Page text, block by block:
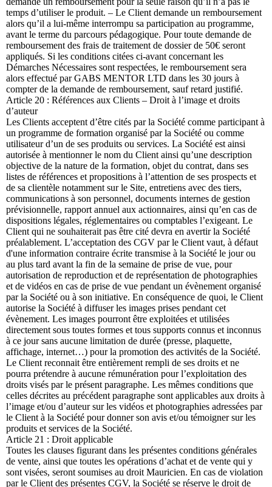
temps d’utiliser le produit. – Le Client demande un remboursement
alors qu’il a lui-même interrompu sa participation au programme,
avant le terme du parcours pédagogique. Pour toute demande de
remboursement des frais de traitement de dossier de 50€ seront
appliqués. Si les conditions citées ci-avant concernant les
Démarches Nécessaires sont respectées, le remboursement sera
alors effectué par GABS MENTOR LTD dans les 30 jours à
compter de la demande de remboursement, sauf retard justifié.
Article 20 : Références aux Clients – Droit à l’image et droits
d’auteur
Les Clients acceptent d’être cités par la Société comme participant à
un programme de formation organisé par la Société ou comme
utilisateur d’un de ses produits ou services. La Société est ainsi
autorisée à mentionner le nom du Client ainsi qu’une description
objective de la nature de la formation, objet du contrat, dans ses
listes de références et propositions à l’attention de ses prospects et
de sa clientèle notamment sur le Site, entretiens avec des tiers,
communications à son personnel, documents internes de gestion
prévisionnelle, rapport annuel aux actionnaires, ainsi qu’en cas de
dispositions légales, réglementaires ou comptables l’exigeant. Le
Client qui ne souhaiterait pas être cité devra en avertir la Société
préalablement. L’acceptation des CGV par le Client vaut, à défaut
d'une information contraire écrite transmise à la Société le jour ou
au plus tard avant la fin de la semaine de prise de vue, pour
autorisation de reproduction et de représentation de photographies
et de vidéos en cas de prise de vue pendant un évènement organisé
par la Société ou à son initiative. En conséquence de quoi, le Client
autorise la Société à diffuser les images prises pendant cet
évènement. Les images pourront être exploitées et utilisées
directement sous toutes formes et tous supports connus et inconnus
à ce jour sans aucune limitation de durée (presse, plaquette,
affichage, internet…) pour la promotion des activités de la Société.
Le Client reconnait être entièrement rempli de ses droits et ne
pourra prétendre à aucune rémunération pour l’exploitation des
droits visés par le présent paragraphe. Les mêmes conditions que
celles décrites au précédent paragraphe sont applicables aux droits à
l’image et/ou d’auteur sur les vidéos et photographies adressées par
le Client à la Société pour donner son avis et/ou témoigner sur les
produits et services de la Société.
Article 21 : Droit applicable
Toutes les clauses figurant dans les présentes conditions générales
de vente, ainsi que toutes les opérations d’achat et de vente qui y
sont visées, seront soumises au droit Mauricien. En cas de violation
par le Client des présentes CGV, la Société se réserve le droit de